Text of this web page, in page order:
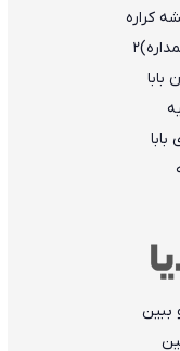
کراره
بابا
ببین